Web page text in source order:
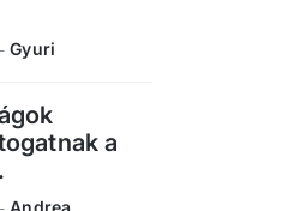
Gyuri
a
Andrea